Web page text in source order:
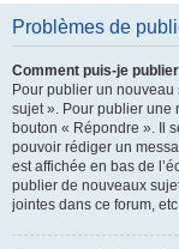
Problèmes de
Comment puis-je
Pour publier un
sujet ». Pour publier une
bouton « Répondre ». Il
pouvoir rédiger un
est affichée en bas de
publier de nouveaux
jointes dans ce forum,